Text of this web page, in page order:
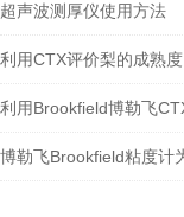
超声波测厚仪使用方法
利用CTX评价梨的成熟度